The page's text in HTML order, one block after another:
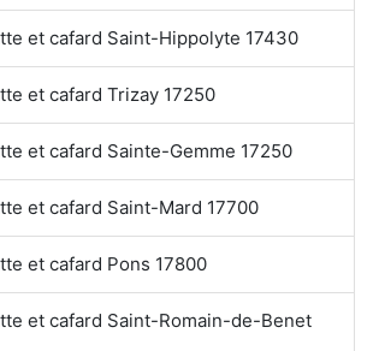
et cafard Saint-Hippolyte 17430
et cafard Trizay 17250
et cafard Sainte-Gemme 17250
et cafard Saint-Mard 17700
et cafard Pons 17800
et cafard Saint-Romain-de-Benet